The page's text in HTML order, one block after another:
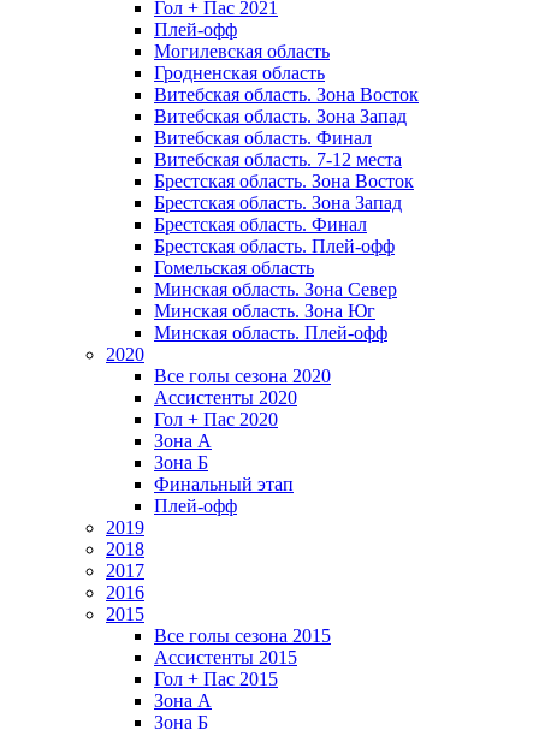
Гол + Пас 2021
Плей-офф
Могилевская область
Гродненская область
Витебская область. Зона Восток
Витебская область. Зона Запад
Витебская область. Финал
Витебская область. 7-12 места
Брестская область. Зона Восток
Брестская область. Зона Запад
Брестская область. Финал
Брестская область. Плей-офф
Гомельская область
Минская область. Зона Север
Минская область. Зона Юг
Минская область. Плей-офф
2020
Все голы сезона 2020
Ассистенты 2020
Гол + Пас 2020
Зона А
Зона Б
Финальный этап
Плей-офф
2019
2018
2017
2016
2015
Все голы сезона 2015
Ассистенты 2015
Гол + Пас 2015
Зона А
Зона Б